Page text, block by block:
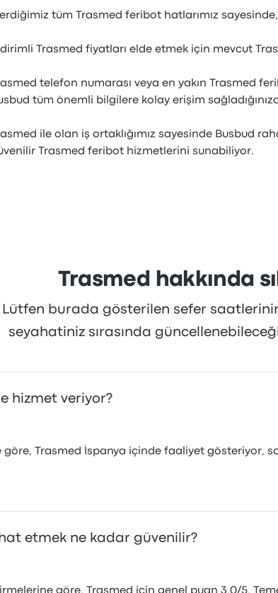
tüm Trasmed feribot hatlarımız
Trasmed fiyatları elde etmek için mevcut
telefon numarası veya en yakın Trasmed
tüm önemli bilgilere kolay erişim
ile olan iş ortaklığımız sayesinde Busbud
Trasmed feribot hizmetlerini sunabiliyor.
Trasmed hakkında
Lütfen burada gösterilen sefer
seyahatiniz sırasında
hizmet veriyor?
göre, Trasmed İspanya içinde faaliyet gösteriyor,
etmek ne kadar güvenilir?
göre, Trasmed için genel puan 3.0/5.